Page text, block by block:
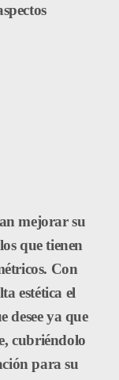
mejorar su
que tienen
Con
estética el
desee ya que
cubriéndolo
para su